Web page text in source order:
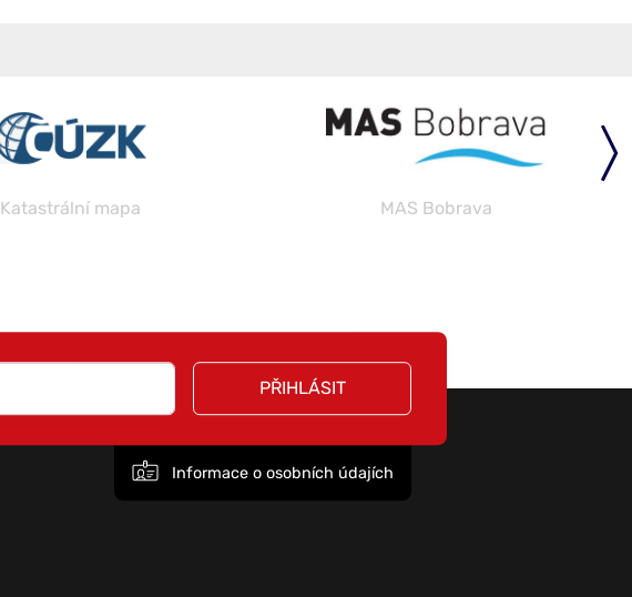
Katastrální mapa MAS Bobrava
PŘIHLÁSIT
Informace o osobních údajích